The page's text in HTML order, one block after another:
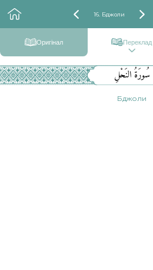
16. Бджоли
Оригінал Переклад
سُورَةُ النَحْلِ
Бджоли